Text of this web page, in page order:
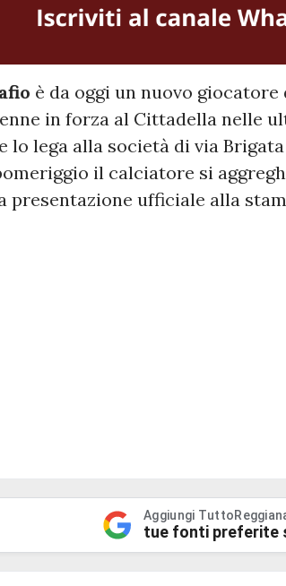
è da oggi un nuovo giocatore
in forza al Cittadella nelle
lo lega alla società di via
il calciatore si
presentazione ufficiale alla
Aggiungi
tue fonti preferite